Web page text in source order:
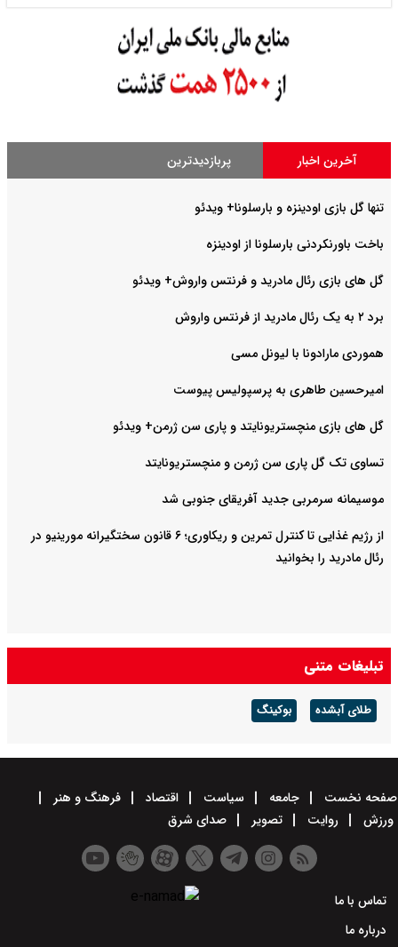
آخرین اخبار پربازدیدترین
تنها گل بازی اودینزه و بارسلونا+ ویدئو
باخت باورنکردنی بارسلونا از اودینزه
گل های بازی رئال مادرید و فرنتس واروش+ ویدئو
برد ۲ به یک رئال مادرید از فرنتس واروش
هموردی مارادونا با لیونل مسی
امیرحسین طاهری به پرسپولیس پیوست
گل های بازی منچستریونایتد و پاری سن ژرمن+ ویدئو
تساوی تک گل پاری سن ژرمن و منچستریونایتد
موسیمانه سرمربی جدید آفریقای جنوبی شد
از رژیم غذایی تا کنترل تمرین و ریکاوری؛ ۶ قانون سختگیرانه مورینیو در
رئال مادرید را بخوانید
تبلیغات متنی
طلای آبشده بوکینگ
صفحه نخست جامعه سیاست اقتصاد
فرهنگ و هنر
ورزش
روایت تصویر صدای شرق
تماس با ما
درباره ما